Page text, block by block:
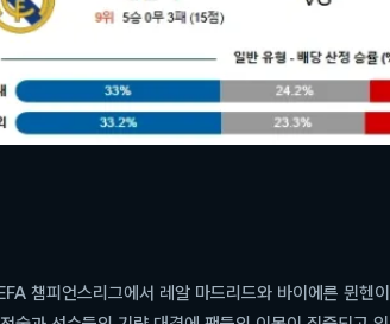
챔피언스리그에서 레알 마드리드와 바이에른 뮌헨